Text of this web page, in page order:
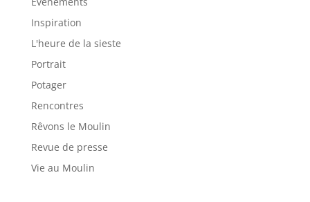
Inspiration
L'heure de la sieste
Portrait
Potager
Rencontres
Rêvons le Moulin
Revue de presse
Vie au Moulin